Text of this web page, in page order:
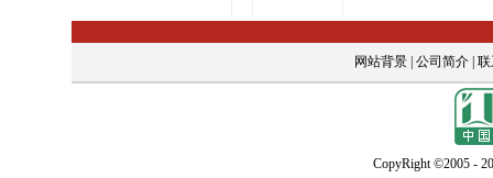
网站背景| 公司简介| 联
CopyRight ©2005 -